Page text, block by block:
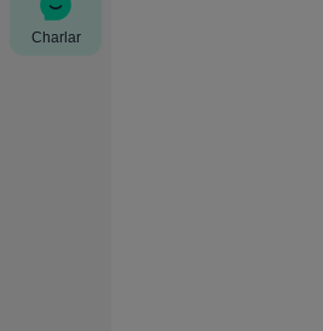
Charlar